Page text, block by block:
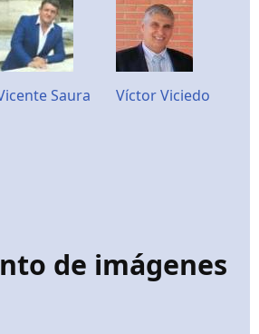
Saura Víctor Viciedo
de imágenes